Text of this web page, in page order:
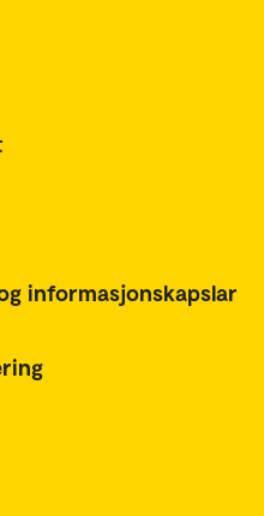
informasjonskapslar